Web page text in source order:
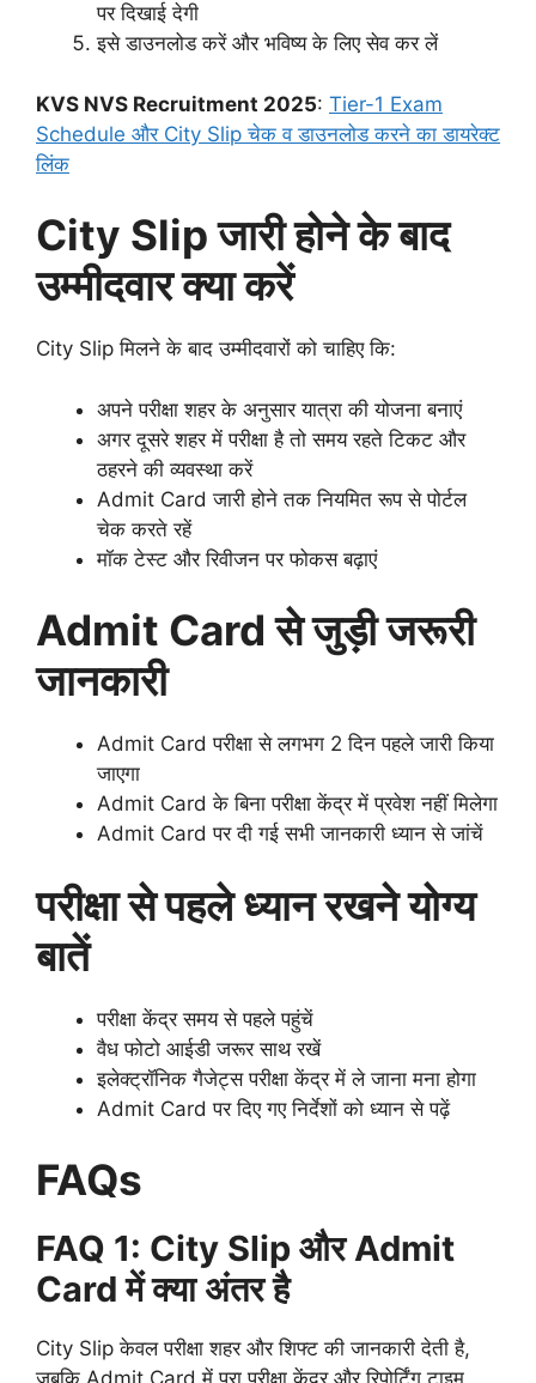
पर दिखाई देगी
इसे डाउनलोड करें और भविष्य के लिए सेव कर लें
KVS NVS Recruitment 2025: Tier-1 Exam
Schedule और City Slip चेक व डाउनलोड करने का डायरेक्ट
लिंक
City Slip जारी होने के बाद
उम्मीदवार क्या करें
City Slip मिलने के बाद उम्मीदवारों को चाहिए कि:
अपने परीक्षा शहर के अनुसार यात्रा की योजना बनाएं
अगर दूसरे शहर में परीक्षा है तो समय रहते टिकट और
ठहरने की व्यवस्था करें
Admit Card जारी होने तक नियमित रूप से पोर्टल
चेक करते रहें
मॉक टेस्ट और रिवीजन पर फोकस बढ़ाएं
Admit Card से जुड़ी जरूरी
जानकारी
Admit Card परीक्षा से लगभग 2 दिन पहले जारी किया
जाएगा
Admit Card के बिना परीक्षा केंद्र में प्रवेश नहीं मिलेगा
Admit Card पर दी गई सभी जानकारी ध्यान से जांचें
परीक्षा से पहले ध्यान रखने योग्य
बातें
परीक्षा केंद्र समय से पहले पहुंचें
वैध फोटो आईडी जरूर साथ रखें
इलेक्ट्रॉनिक गैजेट्स परीक्षा केंद्र में ले जाना मना होगा
Admit Card पर दिए गए निर्देशों को ध्यान से पढ़ें
FAQs
FAQ 1: City Slip और Admit
Card में क्या अंतर है
City Slip केवल परीक्षा शहर और शिफ्ट की जानकारी देती है,